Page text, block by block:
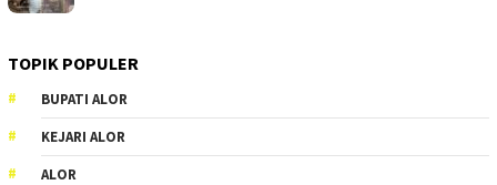
TOPIK POPULER
BUPATI ALOR
KEJARI ALOR
ALOR